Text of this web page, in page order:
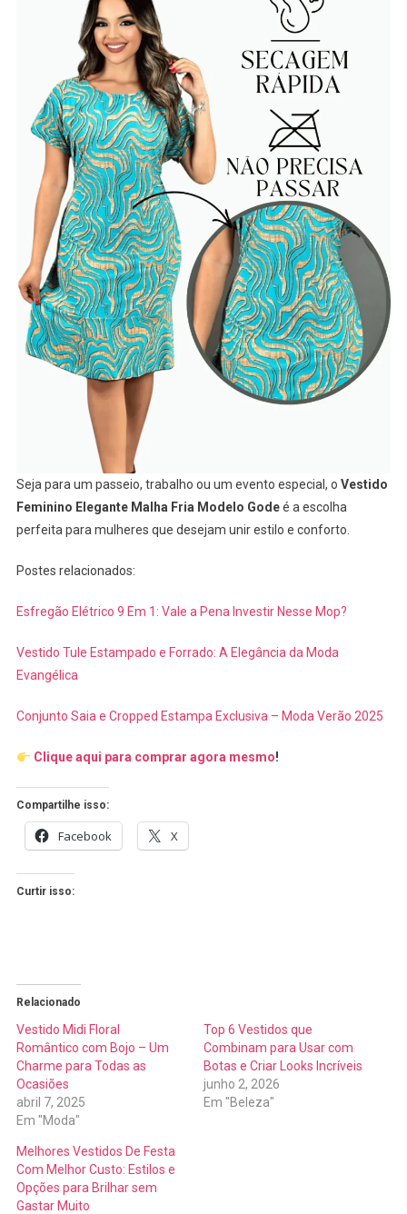
Seja para um passeio, trabalho ou um evento especial, o Vestido
Feminino Elegante Malha Fria Modelo Godeé a escolha
perfeita para mulheres que desejam unir estilo e conforto.
Postes relacionados:
Esfregão Elétrico 9 Em 1: Vale a Pena Investir Nesse Mop?
Vestido Tule Estampado e Forrado: A Elegância da Moda
Evangélica
Conjunto Saia e Cropped Estampa Exclusiva – Moda Verão 2025
Clique aqui para comprar agora mesmo!
Compartilhe isso:
Facebook X
Curtir isso:
Relacionado
Vestido Midi Floral
Romântico com Bojo – Um
Charme para Todas as
Ocasiões
abril 7, 2025
Em "Moda"
Top 6 Vestidos que
Combinam para Usar com
Botas e Criar Looks Incríveis
junho 2, 2026
Em "Beleza"
Melhores Vestidos De Festa
Com Melhor Custo: Estilos e
Opções para Brilhar sem
Gastar Muito